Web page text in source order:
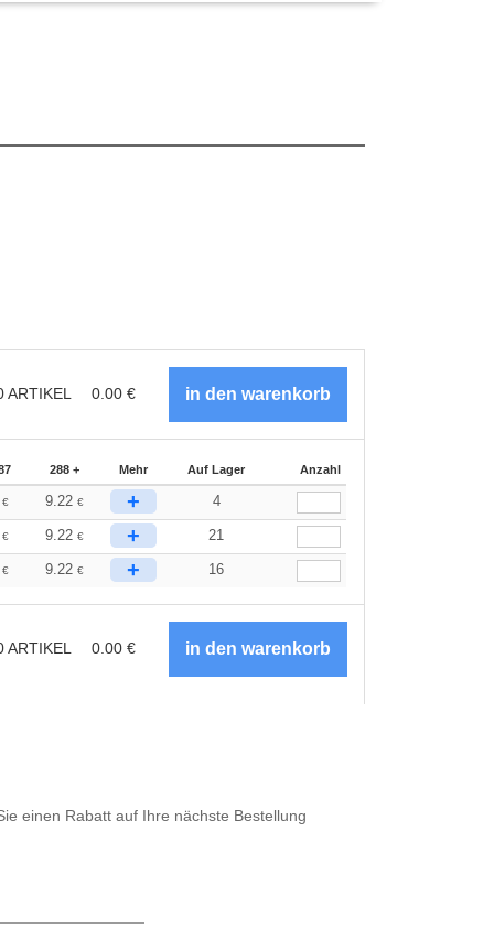
ARTIKEL 0.00 €
288 + Mehr Auf Lager Anzahl
€ 9.22€ + 4
€ 9.22€ + 21
€ 9.22€ + 16
ARTIKEL 0.00 €
einen Rabatt auf Ihre nächste Bestellung